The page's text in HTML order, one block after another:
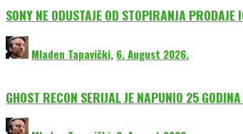
SONY NE ODUSTAJE OD STOPIRANJA
Mladen Tapavički, 6. August 2026.
GHOST RECON SERIJAL JE NAPUNIO 25